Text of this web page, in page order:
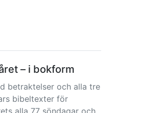
– i bokform
betraktelser och alla tre
bibeltexter för
alla 77 söndagar och